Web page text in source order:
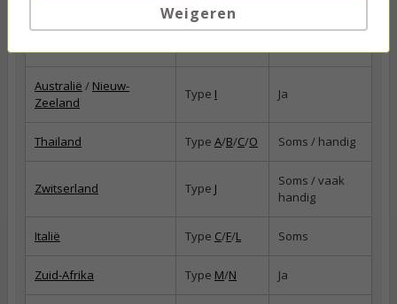
Verenigde Staten/
Australië / Nieuw-
Zeeland
Type I Ja
Thailand Type A/B/C/O Soms / handig
Zwitserland Type J
Soms / vaak
handig
Italië Type C/F/L Soms
Zuid-Afrika Type M/N Ja
Weigeren